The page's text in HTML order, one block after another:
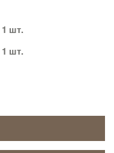
1 шт.
1 шт.